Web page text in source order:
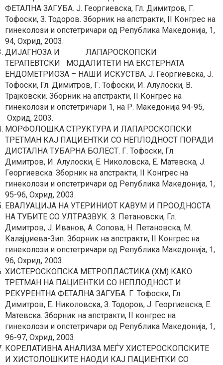
ФЕТАЛНА ЗАГУБА. Ј. Георгиевска, Гл. Димитров, Г.
Тофоски, З. Тодоров. Зборник на апстракти, II Конгрес на
гинеколози и опстетричари од Република Македонија, 1,
94, Охрид, 2003.
ДИЈАГНОЗА И ЛАПАРОСКОПСКИ
ТЕРАПЕВТСКИ МОДАЛИТЕТИ НА ЕКСТЕРНАТА
ЕНДОМЕТРИОЗА – НАШИ ИСКУСТВА. Ј. Георгиевска, Ј.
Тофоски, Гл. Димитров, Г. Тофоски, И. Алулоски, В.
Трајковски. Зборник на апстракти, II Конгрес на
гинеколози и опстетричари 1, на Р. Македонија 94-95,
Охрид, 2003.
МОРФОЛОШКА СТРУКТУРА И ЛАПАРОСКОПСКИ
ТРЕТМАН КАЈ ПАЦИЕНТКИ СО НЕПЛОДНОСТ ПОРАДИ
ДИСТАЛНА ТУБАРНА БОЛЕСТ. Г. Тофоски, Гл.
Димитров, И. Алулоски, Е. Николовска, Е. Матевска, Ј.
Георгиевска. Зборник на апстракти, II Конгрес на
гинеколози и опстетричари од Република Македонија, 1,
95-96, Охрид, 2003.
ЕВАЛУАЦИЈА НА УТЕРИНИОТ КАВУМ И ПРООДНОСТА
НА ТУБИТЕ СО УЛТРАЗВУК. З. Петановски, Гл.
Димитров, Ј. Иванов, А. Сопова, Н. Петановска, М.
Калајџиева-Зип. Зборник на апстракти, II Конгрес на
гинеколози и опстетричари од Република Македонија, 1,
96, Охрид, 2003.
ХИСТЕРОСКОПСКА МЕТРОПЛАСТИКА (ХМ) КАКО
ТРЕТМАН НА ПАЦИЕНТКИ СО НЕПЛОДНОСТ И
РЕКУРЕНТНА ФЕТАЛНА ЗАГУБА. Г. Тофоски, Гл.
Димитров, Е. Николовска, З. Тодоров, Ј. Георгиевска, Е.
Матевска. Зборник на апстракти, II конгрес на
гинеколози и опстетричари од Република Македонија, 1,
96-97, Охрид, 2003.
КОРЕЛАТИВНА АНАЛИЗА МЕЃУ ХИСТЕРОСКОПСКИТЕ
И ХИСТОЛОШКИТЕ НАОДИ КАЈ ПАЦИЕНТКИ СО